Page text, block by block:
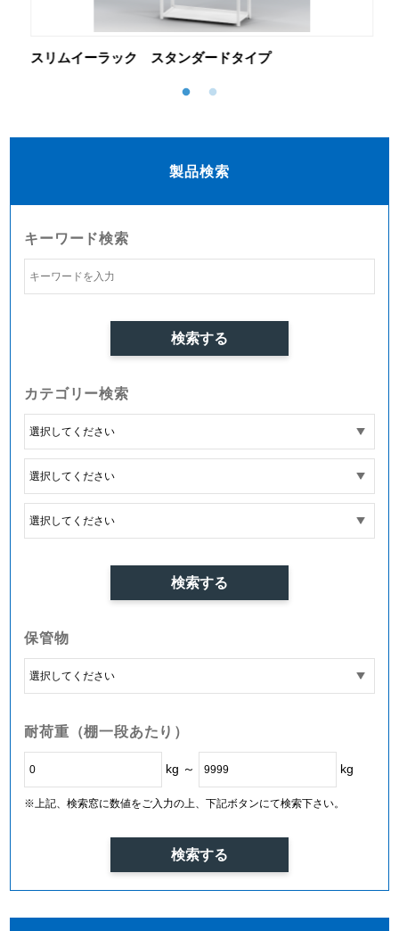
スリムイーラック スタンダードタイプ
製品検索
キーワード検索
カテゴリー検索
保管物
耐荷重（棚一段あたり）
kg ～ kg
※上記、検索窓に数値をご入力の上、下記ボタンにて検索下さい。